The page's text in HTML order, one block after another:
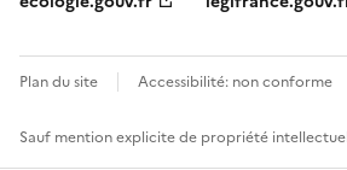
Plan du site Accessibilité: non conforme
Sauf mention explicite de propriété